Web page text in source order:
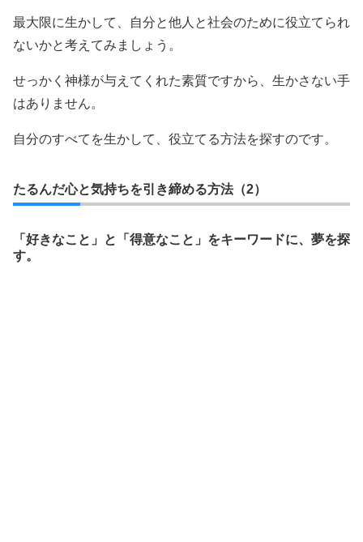
最大限に生かして、自分と他人と社会のために役立てられ
ないかと考えてみましょう。
せっかく神様が与えてくれた素質ですから、生かさない手
はありません。
自分のすべてを生かして、役立てる方法を探すのです。
たるんだ心と気持ちを引き締める方法（2）
「好きなこと」と「得意なこと」をキーワードに、夢を探
す。